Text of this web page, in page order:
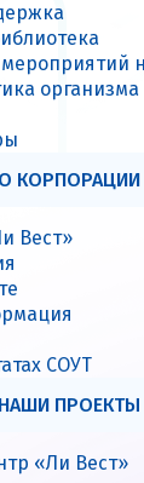
организма
О КОРПОРАЦИИ
Вест»
СОУТ
НАШИ ПРОЕКТЫ
«Ли Вест»